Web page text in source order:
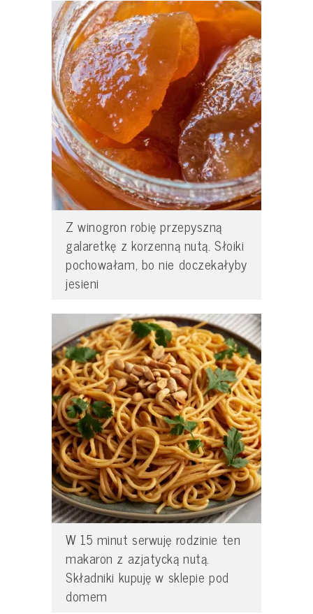
Z winogron robię przepyszną
galaretkę z korzenną nutą. Słoiki
pochowałam, bo nie doczekałyby
jesieni
W 15 minut serwuję rodzinie ten
makaron z azjatycką nutą.
Składniki kupuję w sklepie pod
domem